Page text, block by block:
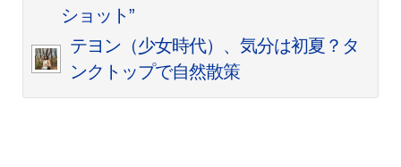
ショット”
テヨン（少女時代）、気分は初夏？タ
ンクトップで自然散策